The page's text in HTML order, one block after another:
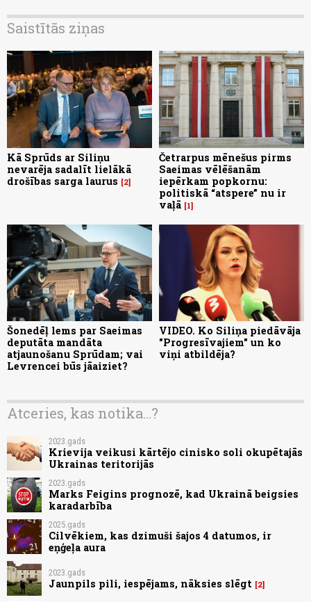
Saistītās ziņas
Kā Sprūds ar Siliņu
nevarēja sadalīt lielākā
drošības sarga laurus
2
Četrarpus mēnešus pirms
Saeimas vēlēšanām
iepērkam popkornu:
politiskā “atspere” nu ir
vaļā 1
Šonedēļ lems par Saeimas
deputāta mandāta
atjaunošanu Sprūdam; vai
Levrencei būs jāaiziet?
VIDEO. Ko Siliņa piedāvāja
"Progresīvajiem" un ko
viņi atbildēja?
Atceries, kas notika...?
2023.gads
Krievija veikusi kārtējo cinisko soli okupētajās
Ukrainas teritorijās
2023.gads
Marks Feigins prognozē, kad Ukrainā beigsies
karadarbība
2025.gads
Cilvēkiem, kas dzimuši šajos 4 datumos, ir
eņģeļa aura
2023.gads
Jaunpils pili, iespējams, nāksies slēgt 2